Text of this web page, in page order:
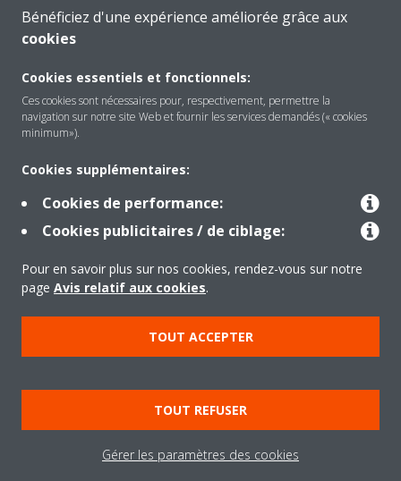
Solutions
Contact
Outils
Copyright © Daikin
Mentions légales
Avis relatif aux cookies
Politique de Protection des Données
Éthique de l'entreprise
Directives sur la "Nétiquette"
Bénéficiez d'une expérience améliorée grâce aux
cookies
Cookies essentiels et fonctionnels:
Ces cookies sont nécessaires pour, respectivement, permettre la
navigation sur notre site Web et fournir les services demandés (« cookies
minimum»).
Cookies supplémentaires:
Cookies de performance:
Cookies publicitaires / de ciblage:
Pour en savoir plus sur nos cookies, rendez-vous sur notre
page Avis relatif aux cookies.
TOUT ACCEPTER
TOUT REFUSER
Gérer les paramètres des cookies